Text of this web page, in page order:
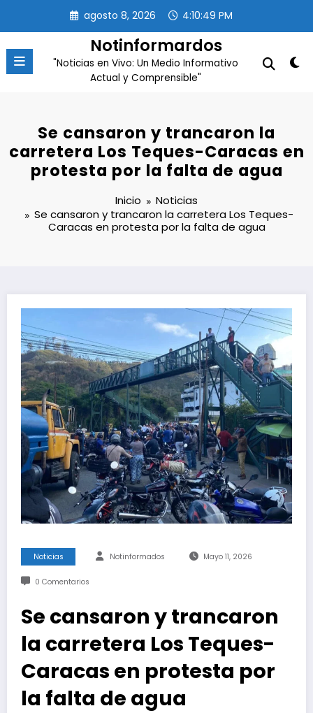
contenido
agosto 8, 2026 4:10:50 PM
Notinformardos
"Noticias en Vivo: Un Medio Informativo
Actual y Comprensible"
Se cansaron y trancaron la
carretera Los Teques-Caracas en
protesta por la falta de agua
Inicio
Noticias
Se cansaron y trancaron la carretera Los Teques-
Caracas en protesta por la falta de agua
Noticias Notinformados Mayo 11, 2026
0 Comentarios
Se cansaron y trancaron
la carretera Los Teques-
Caracas en protesta por
la falta de agua